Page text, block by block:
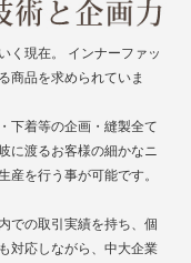
く現在。 インナーファッ
商品を求められていま
下着等の企画・縫製全て
に渡るお客様の細かなニ
産を行う事が可能です。
での取引実績を持ち、個
対応しながら、中大企業